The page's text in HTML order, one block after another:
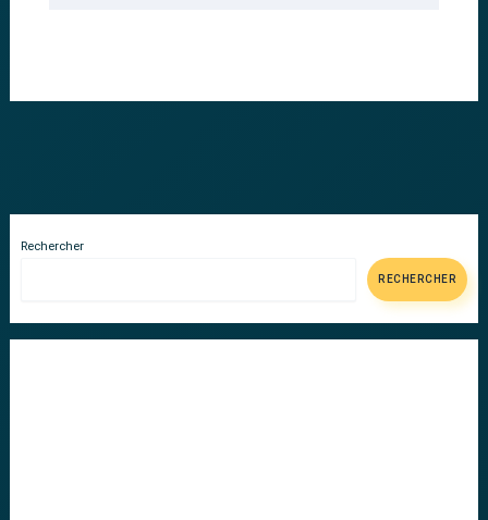
Rechercher
RECHERCHER